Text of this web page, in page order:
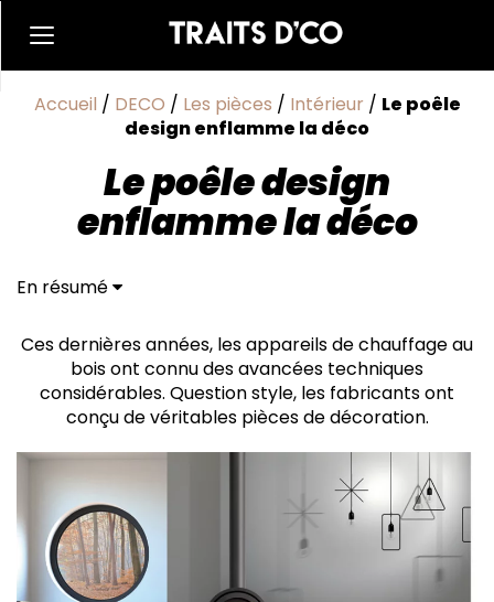
Accueil / DECO / Les pièces / Intérieur / Le poêle
design enflamme la déco
Le poêle design
enflamme la déco
En résumé
nouvelle ère de la chaleur confortable
Ces dernières années, les appareils de chauffage au
bois ont connu des avancées techniques
considérables. Question style, les fabricants ont
conçu de véritables pièces de décoration.